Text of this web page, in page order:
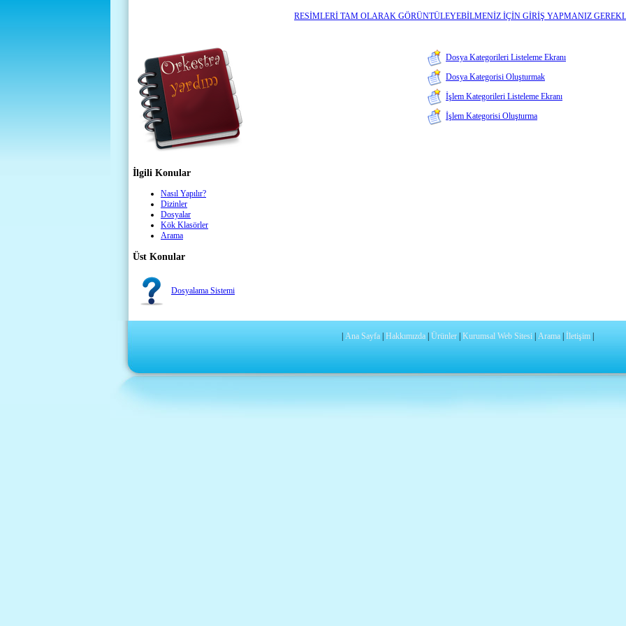
RESİMLERİ TAM OLARAK GÖRÜNTÜLEYEBİLMENİZ İÇİN GİRİŞ YAPMANIZ
Dosya Kategorileri Listeleme Ekranı
Dosya Kategorisi Oluşturmak
İşlem Kategorileri Listeleme Ekranı
İşlem Kategorisi Oluşturma
İlgili Konular
Nasıl Yapılır?
Dizinler
Dosyalar
Kök Klasörler
Arama
Üst Konular
Dosyalama Sistemi
Ana Sayfa| Hakkımızda| Ürünler| Kurumsal Web Sitesi| Arama| İletişim|